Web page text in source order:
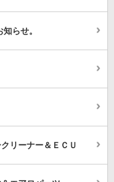
らせ。
リーナー＆ＥＣＵ